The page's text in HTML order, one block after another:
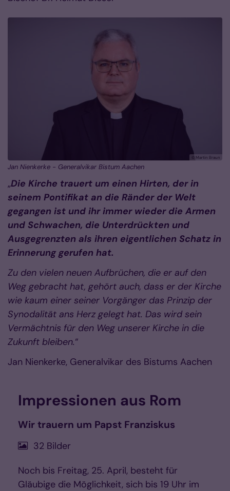
© Martin Braun
Jan Nienkerke - Generalvikar Bistum Aachen
„Die Kirche trauert um einen Hirten, der in
seinem Pontifikat an die Ränder der Welt
gegangen ist und ihr immer wieder die Armen
und Schwachen, die Unterdrückten und
Ausgegrenzten als ihren eigentlichen Schatz in
Erinnerung gerufen hat.
Zu den vielen neuen Aufbrüchen, die er auf den
Weg gebracht hat, gehört auch, dass er der Kirche
wie kaum einer seiner Vorgänger das Prinzip der
Synodalität ans Herz gelegt hat. Das wird sein
Vermächtnis für den Weg unserer Kirche in die
Zukunft bleiben.“
Jan Nienkerke, Generalvikar des Bistums Aachen
Impressionen aus Rom
Wir trauern um Papst Franziskus
32 Bilder
Noch bis Freitag, 25. April, besteht für
Gläubige die Möglichkeit, sich bis 19 Uhr im